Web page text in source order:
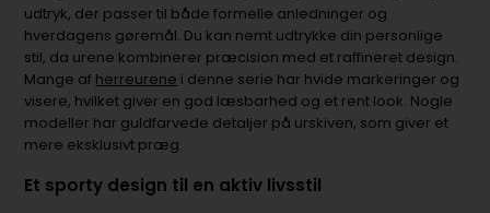
udtryk, der passer til både formelle anledninger og
hverdagens gøremål. Du kan nemt udtrykke din personlige
stil, da urene kombinerer præcision med et raffineret design.
Mange af herreurene i denne serie har hvide markeringer og
visere, hvilket giver en god læsbarhed og et rent look. Nogle
modeller har guldfarvede detaljer på urskiven, som giver et
mere eksklusivt præg.
Et sporty design til en aktiv livsstil